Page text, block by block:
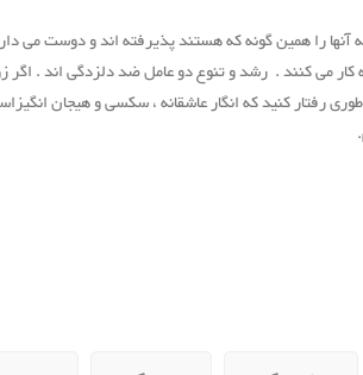
آنها را همین گونه که هستند پذیرفته اند و دوست می
می کنند . رشد و تنوع دو عامل ضد دلزدگی اند . اگر
طوری رفتار کنید که انگار عاشقانه ، سکسی و هیجان